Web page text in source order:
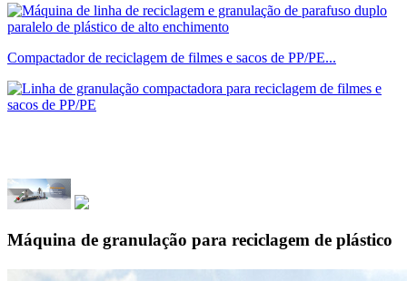
Compactador de reciclagem de filmes e sacos de PP/PE...
Máquina de granulação para reciclagem de plástico